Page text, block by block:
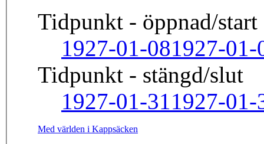
Tidpunkt - öppnad/start
1927-01-081927-01-
Tidpunkt - stängd/slut
1927-01-311927-01-
Med världen i Kappsäcken